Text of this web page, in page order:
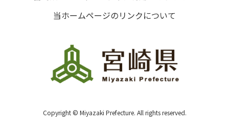
当ホームページのリンクについて
Copyright © Miyazaki Prefecture. All rights reserved.